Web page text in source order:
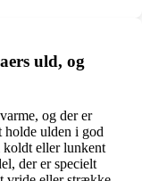
uld, og
og der er
holde ulden i god
koldt eller lunkent
der er specielt